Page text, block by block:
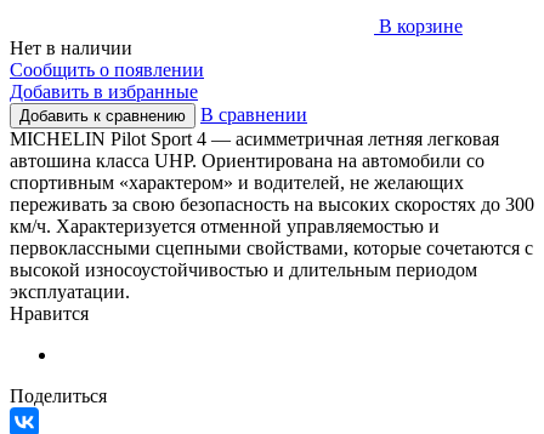
В корзине
Нет в наличии
Сообщить о появлении
Добавить в избранные
Добавить к сравнению
В сравнении
MICHELIN Pilot Sport 4 — асимметричная летняя легковая
автошина класса UHP. Ориентирована на автомобили со
спортивным «характером» и водителей, не желающих
переживать за свою безопасность на высоких скоростях до 300
км/ч. Характеризуется отменной управляемостью и
первоклассными сцепными свойствами, которые сочетаются с
высокой износоустойчивостью и длительным периодом
эксплуатации.
Нравится
Поделиться